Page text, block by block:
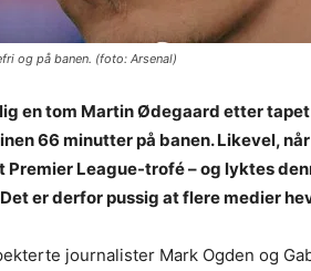
og på banen. (foto: Arsenal)
en tom Martin Ødegaard etter
66 minutter på banen. Likevel,
Premier League-trofé – og lyktes
er derfor pussig at flere medier
journalister Mark Ogden og